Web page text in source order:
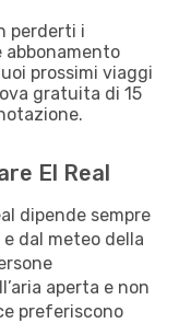
perderti i
prossimi viaggi
gratuita di 15
El Real
dipende sempre
dal meteo della
aperta e non
preferiscono